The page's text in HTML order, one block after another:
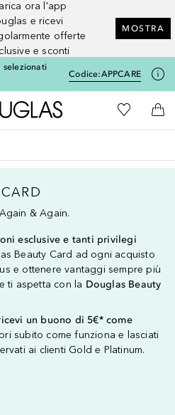
ora l'app
e ricevi
offerte
e sconti
MOSTRA
selezionati
Codice:APPCARE
A Douglas HomeAlla Mia
Al
& Again.
esclusive e tanti privilegi
Beauty Card ad ogni acquisto
e ottenere vantaggi sempre più
ti aspetta con la Douglas Beauty
un buono di 5€* come
subito come funziona e lasciati
ai clienti Gold e Platinum.